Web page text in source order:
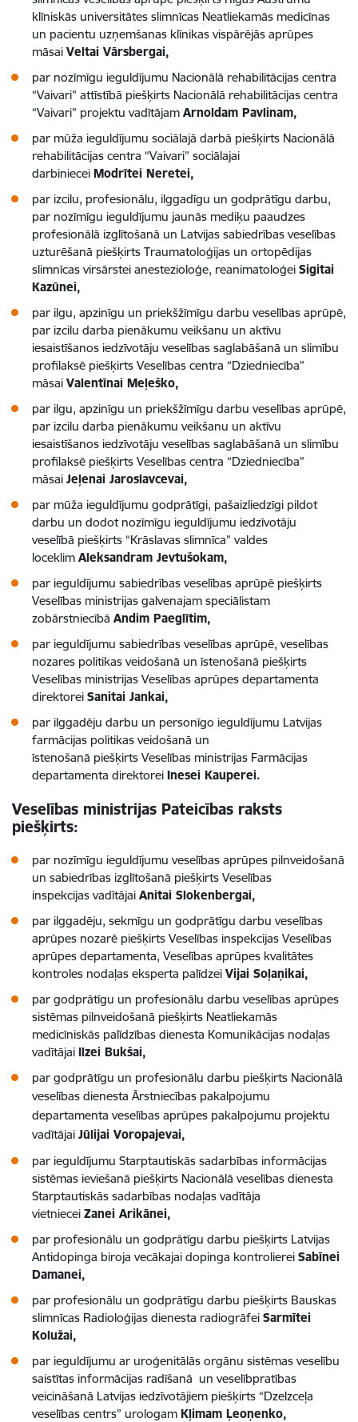
klīniskās universitātes slimnīcas Neatliekamās medicīnas
un pacientu uzņemšanas klīnikas vispārējās aprūpes
māsai Veltai Vārsbergai,
par nozīmīgu ieguldījumu Nacionālā rehabilitācijas centra
“Vaivari” attīstībā piešķirts Nacionālā rehabilitācijas centra
“Vaivari” projektu vadītājam Arnoldam Pavlinam,
par mūža ieguldījumu sociālajā darbā piešķirts Nacionālā
rehabilitācijas centra “Vaivari” sociālajai
darbiniecei Modrītei Neretei,
par izcilu, profesionālu, ilggadīgu un godprātīgu darbu,
par nozīmīgu ieguldījumu jaunās mediķu paaudzes
profesionālā izglītošanā un Latvijas sabiedrības veselības
uzturēšanā piešķirts Traumatoloģijas un ortopēdijas
slimnīcas virsārstei anestezioloģe, reanimatoloģei Sigitai
Kazūnei,
par ilgu, apzinīgu un priekšžīmīgu darbu veselības aprūpē,
par izcilu darba pienākumu veikšanu un aktīvu
iesaistīšanos iedzīvotāju veselības saglabāšanā un slimību
profilaksē piešķirts Veselības centra “Dziedniecība”
māsai Valentīnai Meļeško,
par ilgu, apzinīgu un priekšžīmīgu darbu veselības aprūpē,
par izcilu darba pienākumu veikšanu un aktīvu
iesaistīšanos iedzīvotāju veselības saglabāšanā un slimību
profilaksē piešķirts Veselības centra “Dziedniecība”
māsai Jeļenai Jaroslavcevai,
par mūža ieguldījumu godprātīgi, pašaizliedzīgi pildot
darbu un dodot nozīmīgu ieguldījumu iedzīvotāju
veselībā piešķirts “Krāslavas slimnīca” valdes
loceklim Aleksandram Jevtušokam,
par ieguldījumu sabiedrības veselības aprūpē piešķirts
Veselības ministrijas galvenajam speciālistam
zobārstniecībā Andim Paeglītim,
par ieguldījumu sabiedrības veselības aprūpē, veselības
nozares politikas veidošanā un īstenošanā piešķirts
Veselības ministrijas Veselības aprūpes departamenta
direktorei Sanitai Jankai,
par ilggadēju darbu un personīgo ieguldījumu Latvijas
farmācijas politikas veidošanā un
īstenošanā piešķirts Veselības ministrijas Farmācijas
departamenta direktorei Inesei Kauperei.
Veselības ministrijas Pateicības raksts
piešķirts:
par nozīmīgu ieguldījumu veselības aprūpes pilnveidošanā
un sabiedrības izglītošanā piešķirts Veselības
inspekcijas vadītājai Anitai Slokenbergai,
par ilggadēju, sekmīgu un godprātīgu darbu veselības
aprūpes nozarē piešķirts Veselības inspekcijas Veselības
aprūpes departamenta, Veselības aprūpes kvalitātes
kontroles nodaļas eksperta palīdzei Vijai Soļaņikai,
par godprātīgu un profesionālu darbu veselības aprūpes
sistēmas pilnveidošanā piešķirts Neatliekamās
medicīniskās palīdzības dienesta Komunikācijas nodaļas
vadītājai Ilzei Bukšai,
par godprātīgu un profesionālu darbu piešķirts Nacionālā
veselības dienesta Ārstniecības pakalpojumu
departamenta veselības aprūpes pakalpojumu projektu
vadītājai Jūlijai Voropajevai,
par ieguldījumu Starptautiskās sadarbības informācijas
sistēmas ieviešanā piešķirts Nacionālā veselības dienesta
Starptautiskās sadarbības nodaļas vadītāja
vietniecei Zanei Arikānei,
par profesionālu un godprātīgu darbu piešķirts Latvijas
Antidopinga biroja vecākajai dopinga kontrolierei Sabīnei
Damanei,
par profesionālu un godprātīgu darbu piešķirts Bauskas
slimnīcas Radioloģijas dienesta radiogrāfei Sarmītei
Kolužai,
par ieguldījumu ar uroģenitālās orgānu sistēmas veselību
saistītas informācijas radīšanā un veselībpratības
veicināšanā Latvijas iedzīvotājiem piešķirts “Dzelzceļa
veselības centrs” urologam Kļimam Ļeoņenko,